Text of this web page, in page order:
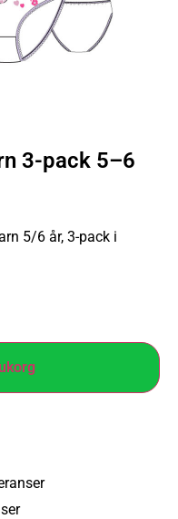
3-pack 5–6
5/6 år, 3-pack i